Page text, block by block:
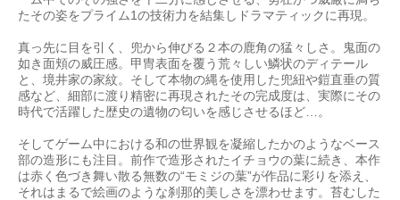
たその姿をプライム1の技術力を結集しドラマティックに再現。
真っ先に目を引く、兜から伸びる２本の鹿角の猛々しさ。鬼面の
如き面頬の威圧感。甲冑表面を覆う荒々しい鱗状のディテール
と、境井家の家紋。そして本物の縄を使用した兜紐や鎧直垂の質
感など、細部に渡り精密に再現されたその完成度は、実際にその
時代で活躍した歴史の遺物の匂いを感じさせるほど…。
そしてゲーム中における和の世界観を凝縮したかのようなベース
部の造形にも注目。前作で造形されたイチョウの葉に続き、本作
は赤く色づき舞い散る無数の“モミジの葉”が作品に彩りを添え、
それはまるで絵画のような刹那的美しさを漂わせます。苔むした